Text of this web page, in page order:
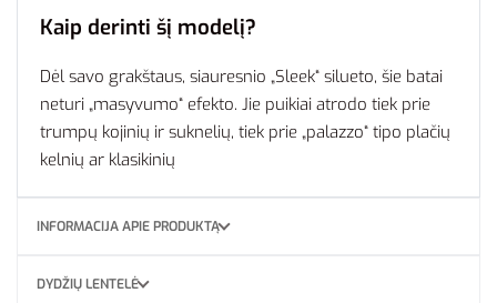
Kaip derinti šį modelį?
Dėl savo grakštaus, siauresnio „Sleek“ silueto, šie batai
neturi „masyvumo“ efekto. Jie puikiai atrodo tiek prie
trumpų kojinių ir suknelių, tiek prie „palazzo“ tipo plačių
kelnių ar klasikinių
INFORMACIJA APIE PRODUKTĄ
DYDŽIŲ LENTELĖ